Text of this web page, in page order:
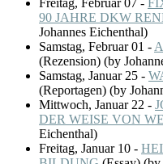
90 JAHRE DKW
Johannes Eichenthal)
Samstag, Februar 01 -
(Rezension) (by
Samstag, Januar 25 -
(Reportagen) (by
Mittwoch, Januar 22 -
DER WEISE VON
Eichenthal)
Freitag, Januar 10 -